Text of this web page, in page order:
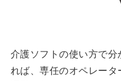
介護ソフトの使い方で
れば、専任のオペレー